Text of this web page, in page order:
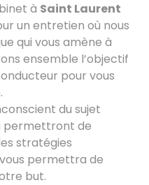
à Saint Laurent
un entretien où nous
qui vous amène à
ensemble l’objectif
pour vous
du sujet
permettront de
stratégies
permettra de
but.